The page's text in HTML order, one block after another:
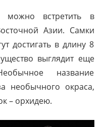
встретить в
Азии. Самки
достигать в длину 8
выглядит еще
название
необычного окраса,
– орхидею.